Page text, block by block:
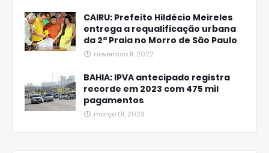
CAIRU: Prefeito Hildécio Meireles
entrega a requalificação urbana
da 2ª Praia no Morro de São Paulo
novembro 11, 2022
BAHIA: IPVA antecipado registra
recorde em 2023 com 475 mil
pagamentos
março 01, 2023